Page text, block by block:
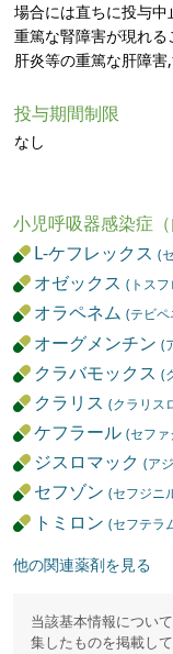
場合には直ちに投与
重篤な腎障害が現れ
肝炎等の重篤な肝障害,
投与期間制限
なし
小児呼吸器感染症
L-ケフレックス(
オゼックス(トス
オラペネム(テビ
オーグメンチン(
クラバモックス(
クラリス(クラリス
ケフラール(セフ
ジスロマック(ア
セフゾン(セフジニ
トミロン(セフテラ
他の関連薬剤を見る
当該基本情報につい
集したものを掲載し